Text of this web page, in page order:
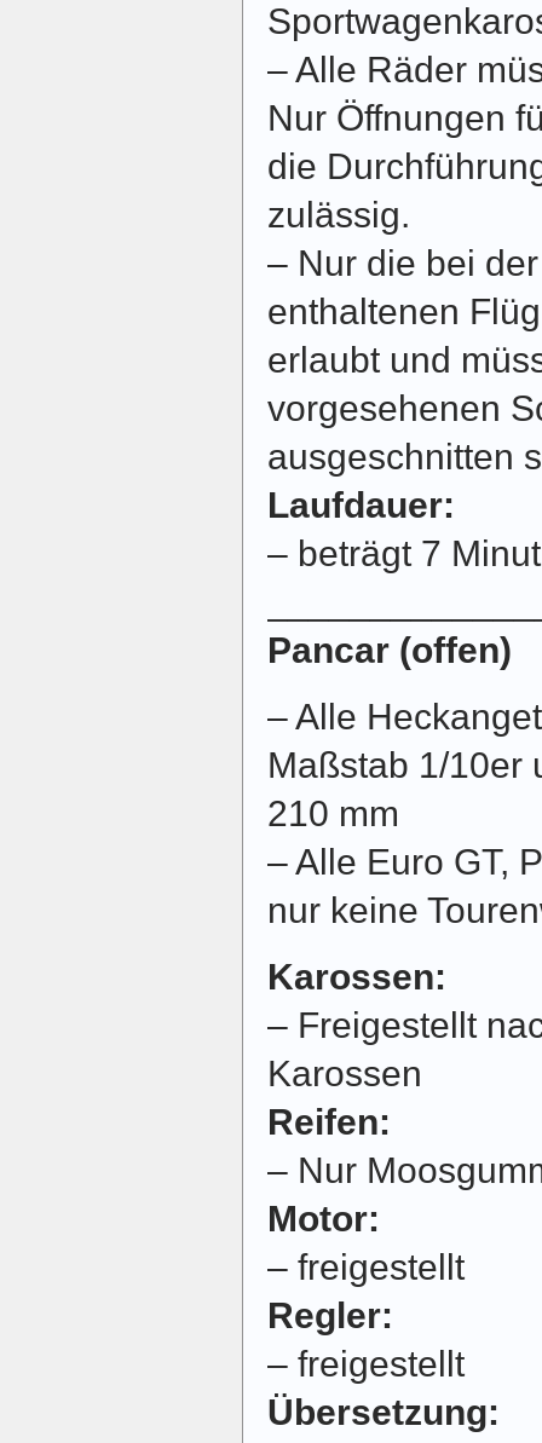
– Alle Räder
Nur Öffnungen
die
zulässig.
– Nur die bei
enthaltenen
erlaubt und
vorgesehenen
ausgeschnitten
Laufdauer:
– beträgt 7
Pancar (offen)
– Alle
Maßstab 1/10er
210 mm
– Alle Euro GT,
nur keine
Karossen:
– Freigestellt
Karossen
Reifen:
– Nur
Motor:
– freigestellt
Regler:
– freigestellt
Übersetzung: